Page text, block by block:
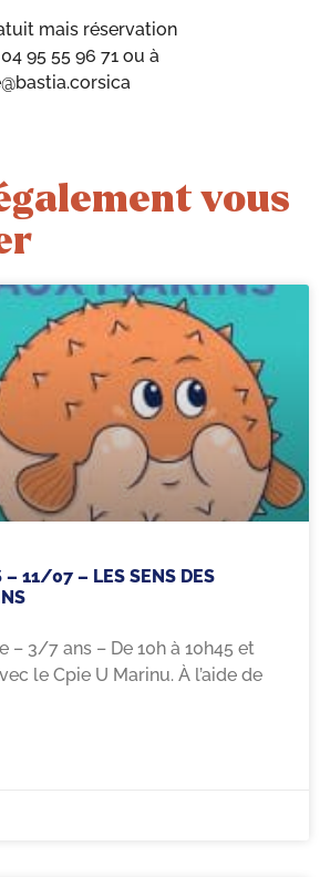
mais réservation
95 55 96 71 ou à
vous
– 11/07 – LES SENS DES
– 3/7 ans – De 10h à 10h45 et
le Cpie U Marinu. À l’aide de